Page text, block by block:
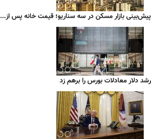
پیش‌بینی بازار مسکن در سه سناریو؛ قیمت خانه پس از...
رشد دلار معادلات بورس را برهم زد